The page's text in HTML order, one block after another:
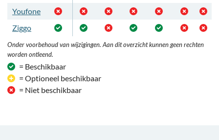
Youfone
Ziggo
Onder voorbehoud van wijzigingen. Aan dit overzicht kunnen geen rechten
worden ontleend.
= Beschikbaar
= Optioneel beschikbaar
= Niet beschikbaar